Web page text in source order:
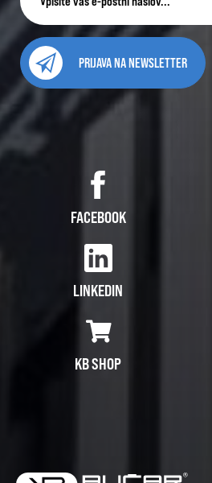
PRIJAVA NA NEWSLETTER
FACEBOOK
LINKEDIN
KB SHOP